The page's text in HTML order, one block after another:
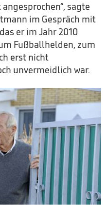
sagte
im Gespräch mit
er im Jahr 2010
Fußballhelden, zum
erst nicht
unvermeidlich war.